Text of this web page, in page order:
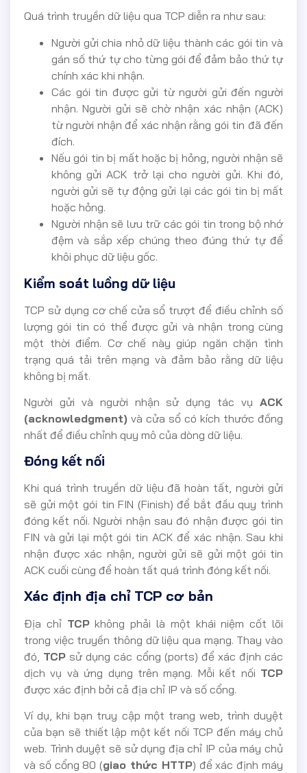
Quá trình truyền dữ liệu qua TCP diễn ra như sau:
Người gửi chia nhỏ dữ liệu thành các gói tin và
gán số thứ tự cho từng gói để đảm bảo thứ tự
chính xác khi nhận.
Các gói tin được gửi từ người gửi đến người
nhận. Người gửi sẽ chờ nhận xác nhận (ACK)
từ người nhận để xác nhận rằng gói tin đã đến
đích.
Nếu gói tin bị mất hoặc bị hỏng, người nhận sẽ
không gửi ACK trở lại cho người gửi. Khi đó,
người gửi sẽ tự động gửi lại các gói tin bị mất
hoặc hỏng.
Người nhận sẽ lưu trữ các gói tin trong bộ nhớ
đệm và sắp xếp chúng theo đúng thứ tự để
khôi phục dữ liệu gốc.
Kiểm soát luồng dữ liệu
TCP sử dụng cơ chế cửa sổ trượt để điều chỉnh số
lượng gói tin có thể được gửi và nhận trong cùng
một thời điểm. Cơ chế này giúp ngăn chặn tình
trạng quá tải trên mạng và đảm bảo rằng dữ liệu
không bị mất.
Người gửi và người nhận sử dụng tác vụ ACK
(acknowledgment) và cửa sổ có kích thước đồng
nhất để điều chỉnh quy mô của dòng dữ liệu.
Đóng kết nối
Khi quá trình truyền dữ liệu đã hoàn tất, người gửi
sẽ gửi một gói tin FIN (Finish) để bắt đầu quy trình
đóng kết nối. Người nhận sau đó nhận được gói tin
FIN và gửi lại một gói tin ACK để xác nhận. Sau khi
nhận được xác nhận, người gửi sẽ gửi một gói tin
ACK cuối cùng để hoàn tất quá trình đóng kết nối.
Xác định địa chỉ TCP cơ bản
Địa chỉ TCPkhông phải là một khái niệm cốt lõi
trong việc truyền thông dữ liệu qua mạng. Thay vào
đó, TCP sử dụng các cổng (ports) để xác định các
dịch vụ và ứng dụng trên mạng. Mỗi kết nối TCP
được xác định bởi cả địa chỉ IP và số cổng.
Ví dụ, khi bạn truy cập một trang web, trình duyệt
của bạn sẽ thiết lập một kết nối TCP đến máy chủ
web. Trình duyệt sẽ sử dụng địa chỉ IP của máy chủ
và số cổng 80 (giao thức HTTP) để xác định máy